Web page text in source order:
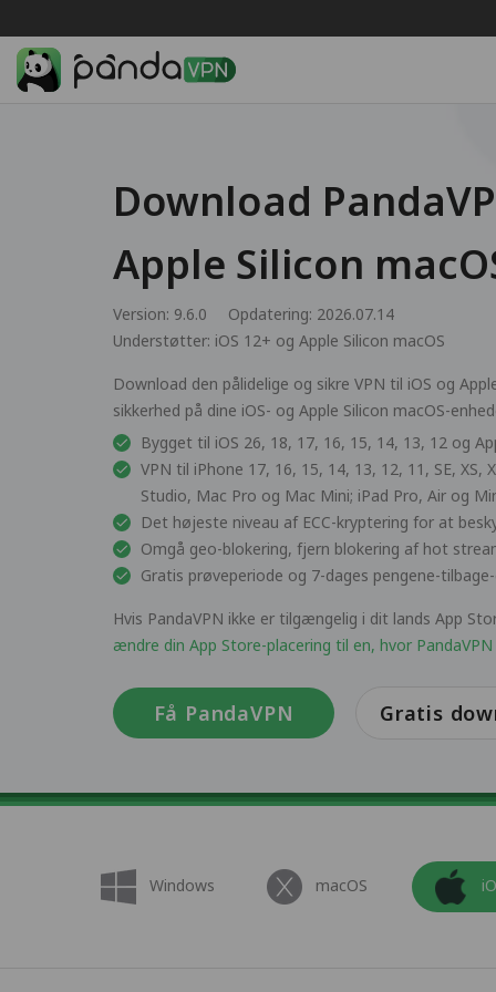
Download
Apple Silicon
Version: 9.6.0
Opdatering: 2026.07.14
Understøtter: iOS 12+ og Apple Silicon macOS
Download den pålidelige og sikre VPN til iOS og
sikkerhed på dine iOS- og Apple Silicon macOS-
Bygget til iOS 26, 18, 17, 16, 15, 14, 13, 12 og
VPN til iPhone 17, 16, 15, 14, 13, 12, 11, SE, XS,
Studio, Mac Pro og Mac Mini; iPad Pro, Air og
Det højeste niveau af ECC-kryptering for at
Omgå geo-blokering, fjern blokering af hot
Gratis prøveperiode og 7-dages pengene-
Hvis PandaVPN ikke er tilgængelig i dit lands App
ændre din App Store-placering til en, hvor
Få PandaVPN Gratis
Windows macOS